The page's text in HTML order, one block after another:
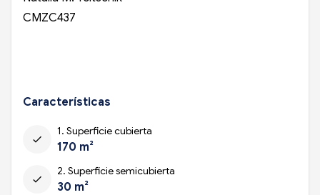
CMZC437
Características
check
1. Superficie cubierta
170 m²
check
2. Superficie semicubierta
30 m²